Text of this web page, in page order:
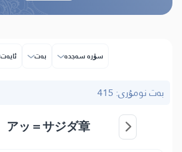
سۈرە سەجدە بەت ئايەت
بەت نومۇرى: 415
アッ＝サジダ章